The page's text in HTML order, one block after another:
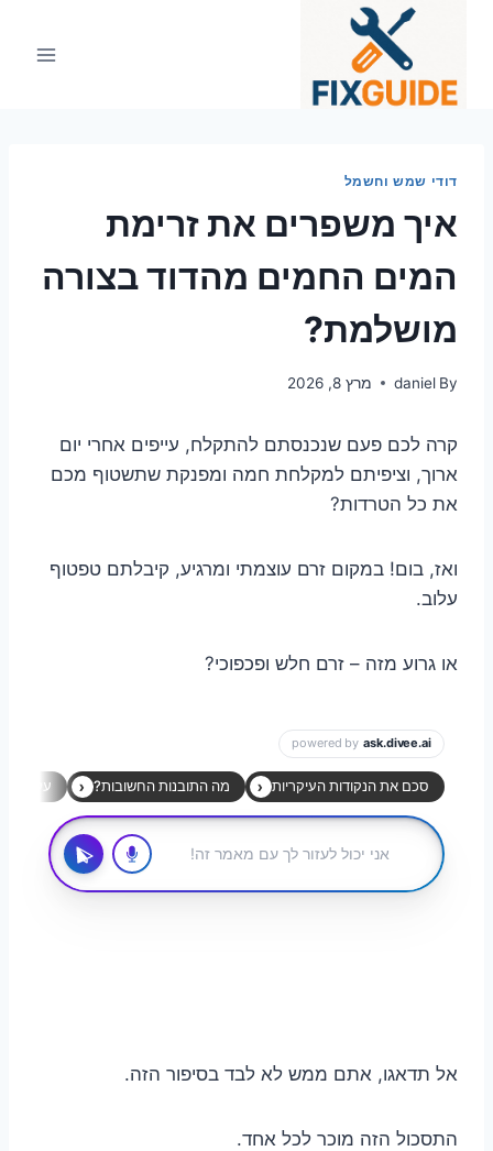
דודי שמש וחשמל
איך משפרים את זרימת
המים החמים מהדוד בצורה
מושלמת?
By
daniel מרץ 8, 2026
קרה לכם פעם שנכנסתם להתקלח, עייפים אחרי יום
ארוך, וציפיתם למקלחת חמה ומפנקת שתשטוף מכם
את כל הטרדות?
ואז, בום! במקום זרם עוצמתי ומרגיע, קיבלתם טפטוף
עלוב.
או גרוע מזה – זרם חלש ופכפוכי?
אל תדאגו, אתם ממש לא לבד בסיפור הזה.
התסכול הזה מוכר לכל אחד.